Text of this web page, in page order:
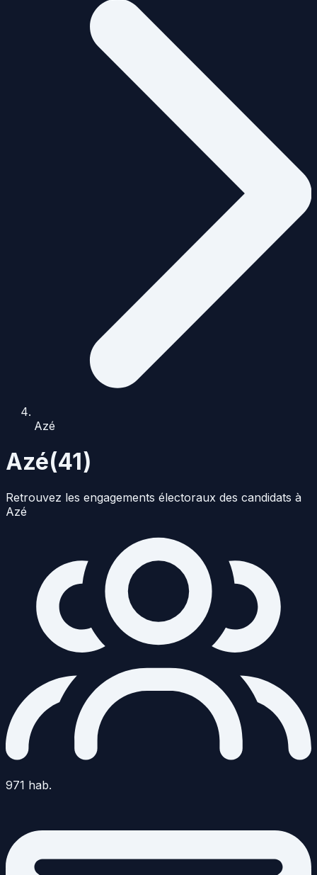
Azé
Azé(41)
Retrouvez les engagements électoraux des candidats à
Azé
971 hab.